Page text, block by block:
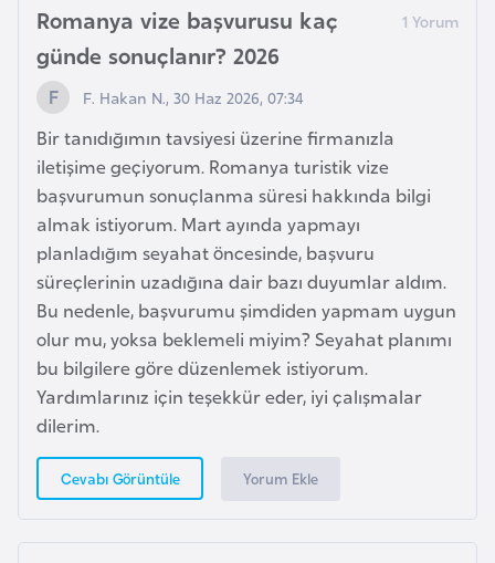
Romanya vize başvurusu kaç
günde sonuçlanır? 2026
F. Hakan N., 30 Haz 2026, 07:34
Bir tanıdığımın tavsiyesi üzerine firmanızla
iletişime geçiyorum. Romanya turistik vize
başvurumun sonuçlanma süresi hakkında bilgi
almak istiyorum. Mart ayında yapmayı
planladığım seyahat öncesinde, başvuru
süreçlerinin uzadığına dair bazı duyumlar aldım.
Bu nedenle, başvurumu şimdiden yapmam uygun
olur mu, yoksa beklemeli miyim? Seyahat planımı
bu bilgilere göre düzenlemek istiyorum.
Yardımlarınız için teşekkür eder, iyi çalışmalar
dilerim.
Cevabı Görüntüle Yorum Ekle
e
n
i
s
t
a
n
E
s
t
o
n
y
a
E
t